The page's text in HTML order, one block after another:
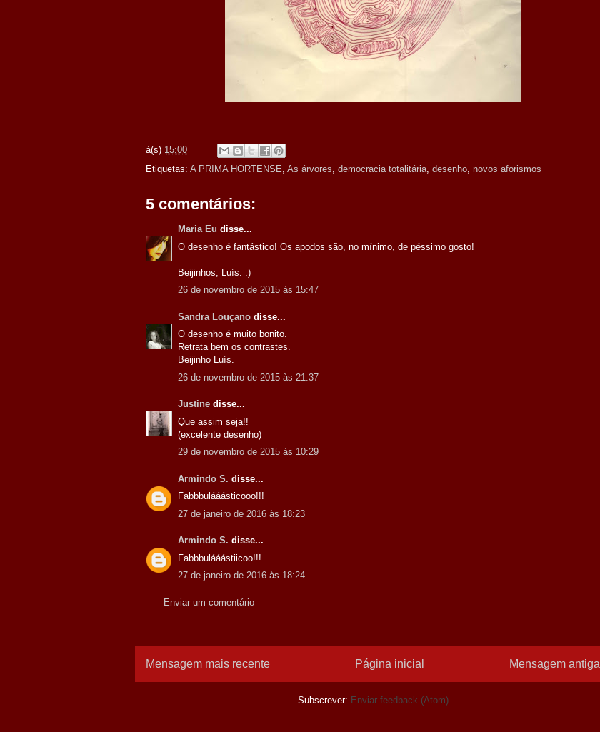
à(s) 15:00
Etiquetas: A PRIMA HORTENSE, As árvores, democracia totalitária, desenho, novos aforismos
5 comentários:
Maria Eu disse...
O desenho é fantástico! Os apodos são, no mínimo, de péssimo gosto!
Beijinhos, Luís. :)
26 de novembro de 2015 às 15:47
Sandra Louçano disse...
O desenho é muito bonito.
Retrata bem os contrastes.
Beijinho Luís.
26 de novembro de 2015 às 21:37
Justine disse...
Que assim seja!!
(excelente desenho)
29 de novembro de 2015 às 10:29
Armindo S. disse...
Fabbbulááásticooo!!!
27 de janeiro de 2016 às 18:23
Armindo S. disse...
Fabbbulááástiicoo!!!
27 de janeiro de 2016 às 18:24
Enviar um comentário
Mensagem mais recente Mensagem antiga
Página inicial
Subscrever: Enviar feedback (Atom)